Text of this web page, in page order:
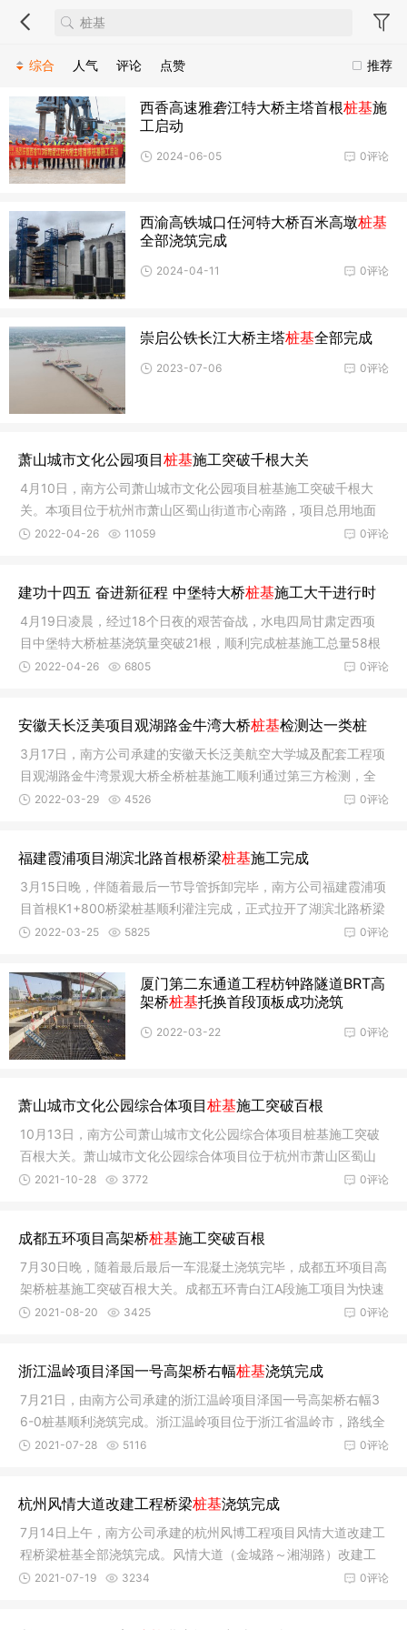
推荐
综合 人气 评论 点赞
西香高速雅砻江特大桥主塔首根桩基施
工启动
0评论
2024-06-05
西渝高铁城口任河特大桥百米高墩桩基
全部浇筑完成
0评论
2024-04-11
崇启公铁长江大桥主塔桩基全部完成
0评论
2023-07-06
萧山城市文化公园项目桩基施工突破千根大关
4月10日，南方公司萧山城市文化公园项目桩基施工突破千根大
关。本项目位于杭州市萧山区蜀山街道市心南路，项目总用地面
积为14096
0评论
2022-04-26 11059
建功十四五 奋进新征程 中堡特大桥桩基施工大干进行时
4月19日凌晨，经过18个日夜的艰苦奋战，水电四局甘肃定西项
目中堡特大桥桩基浇筑量突破21根，顺利完成桩基施工总量58根
的36%，提
0评论
2022-04-26 6805
安徽天长泛美项目观湖路金牛湾大桥桩基检测达一类桩
3月17日，南方公司承建的安徽天长泛美航空大学城及配套工程项
目观湖路金牛湾景观大桥全桥桩基施工顺利通过第三方检测，全
部为一
0评论
2022-03-29 4526
福建霞浦项目湖滨北路首根桥梁桩基施工完成
3月15日晚，伴随着最后一节导管拆卸完毕，南方公司福建霞浦项
目首根K1+800桥梁桩基顺利灌注完成，正式拉开了湖滨北路桥梁
桩基工
0评论
2022-03-25 5825
厦门第二东通道工程枋钟路隧道BRT高
架桥桩基托换首段顶板成功浇筑
0评论
2022-03-22
萧山城市文化公园综合体项目桩基施工突破百根
10月13日，南方公司萧山城市文化公园综合体项目桩基施工突破
百根大关。萧山城市文化公园综合体项目位于杭州市萧山区蜀山
街道市心
0评论
2021-10-28 3772
成都五环项目高架桥桩基施工突破百根
7月30日晚，随着最后最后一车混凝土浇筑完毕，成都五环项目高
架桥桩基施工突破百根大关。成都五环青白江A段施工项目为快速
路工程
0评论
2021-08-20 3425
浙江温岭项目泽国一号高架桥右幅桩基浇筑完成
7月21日，由南方公司承建的浙江温岭项目泽国一号高架桥右幅3
6-0桩基顺利浇筑完成。浙江温岭项目位于浙江省温岭市，路线全
长 32.8
0评论
2021-07-28 5116
杭州风情大道改建工程桥梁桩基浇筑完成
7月14日上午，南方公司承建的杭州风博工程项目风情大道改建工
程桥梁桩基全部浇筑完成。风情大道（金城路～湘湖路）改建工
程（局
0评论
2021-07-19 3234